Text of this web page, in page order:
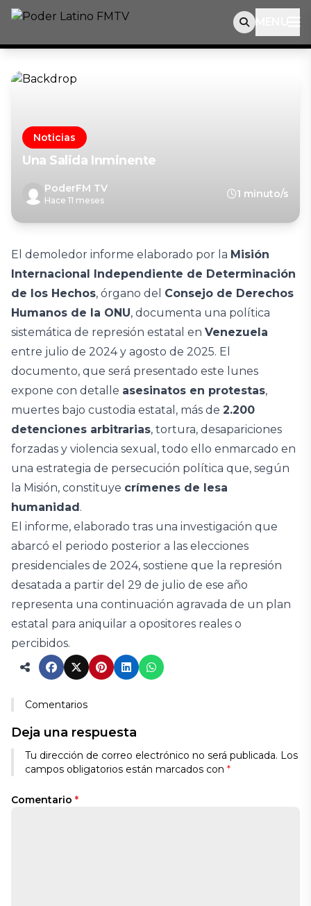
MENU
Noticias
Una Salida Inminente
PoderFM TV
Hace 11 meses
1 minuto/s
El demoledor informe elaborado por la Misión
Internacional Independiente de Determinación
de los Hechos, órgano del Consejo de Derechos
Humanos de la ONU, documenta una política
sistemática de represión estatal en Venezuela
entre julio de 2024 y agosto de 2025. El
documento, que será presentado este lunes
expone con detalle asesinatos en protestas,
muertes bajo custodia estatal, más de 2.200
detenciones arbitrarias, tortura, desapariciones
forzadas y violencia sexual, todo ello enmarcado en
una estrategia de persecución política que, según
la Misión, constituye crímenes de lesa
humanidad.
El informe, elaborado tras una investigación que
abarcó el periodo posterior a las elecciones
presidenciales de 2024, sostiene que la represión
desatada a partir del 29 de julio de ese año
representa una continuación agravada de un plan
estatal para aniquilar a opositores reales o
percibidos.
Comentarios
Deja una respuesta
Tu dirección de correo electrónico no será publicada. Los
campos obligatorios están marcados con *
Comentario *